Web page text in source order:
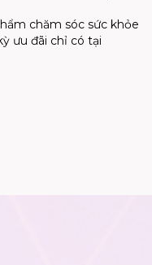
chăm sóc sức khỏe
ưu đãi chỉ có tại